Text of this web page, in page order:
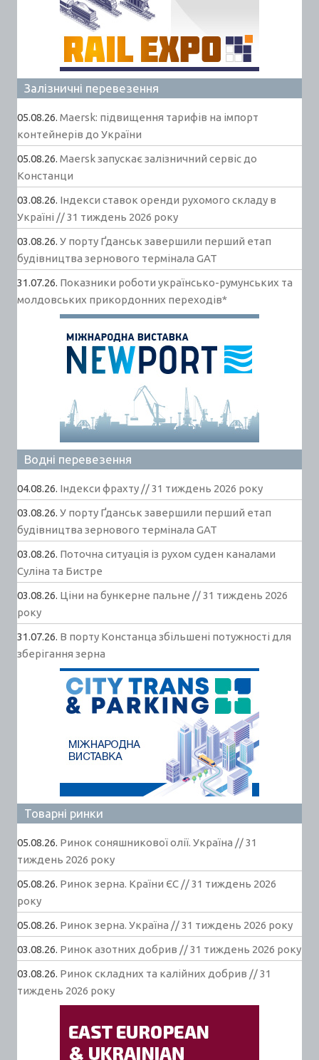
Залізничні перевезення
05.08.26. Maersk: підвищення тарифів на імпорт
контейнерів до України
05.08.26. Maersk запускає залізничний сервіс до
Констанци
03.08.26. Індекси ставок оренди рухомого складу в
Україні // 31 тиждень 2026 року
03.08.26. У порту Ґданськ завершили перший етап
будівництва зернового термінала GAT
31.07.26. Показники роботи українсько-румунських та
молдовських прикордонних переходів*
Водні перевезення
04.08.26. Індекси фрахту // 31 тиждень 2026 року
03.08.26. У порту Ґданськ завершили перший етап
будівництва зернового термінала GAT
03.08.26. Поточна ситуація із рухом суден каналами
Суліна та Бистре
03.08.26. Ціни на бункерне пальне // 31 тиждень 2026
року
31.07.26. В порту Констанца збільшені потужності для
зберігання зерна
Товарні ринки
05.08.26. Ринок соняшникової олії. Україна // 31
тиждень 2026 року
05.08.26. Ринок зерна. Країни ЄС // 31 тиждень 2026
року
05.08.26. Ринок зерна. Україна // 31 тиждень 2026 року
03.08.26. Ринок азотних добрив // 31 тиждень 2026 року
03.08.26. Ринок складних та калійних добрив // 31
тиждень 2026 року